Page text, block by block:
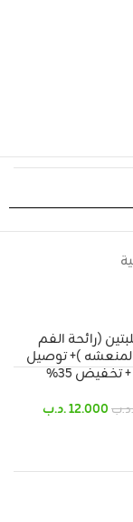
(رائحة الفم
)+ توصيل
تخفيض 35%
12.000.د.ب